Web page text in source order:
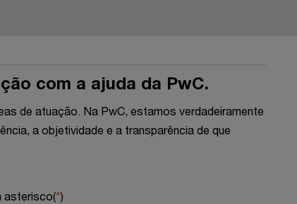
com a ajuda da PwC.
de atuação. Na PwC, estamos verdadeiramente
a objetividade e a transparência de que
asterisco(*)